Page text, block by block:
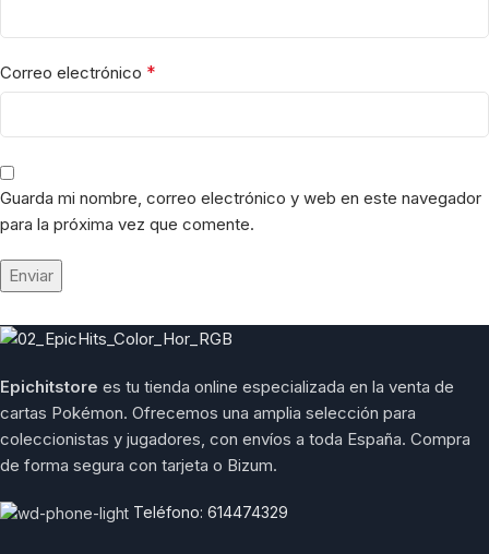
Correo electrónico *
Guarda mi nombre, correo electrónico y web en este navegador
para la próxima vez que comente.
Epichitstore es tu tienda online especializada en la venta de
cartas Pokémon. Ofrecemos una amplia selección para
coleccionistas y jugadores, con envíos a toda España. Compra
de forma segura con tarjeta o Bizum.
Teléfono: 614474329